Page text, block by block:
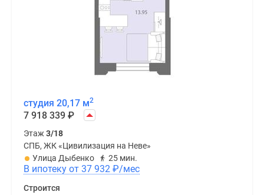
студия 20,17 м2
7 918 339 ₽
Этаж 3/18
СПБ, ЖК «Цивилизация на Неве»
Улица Дыбенко
25 мин.
В ипотеку от 37 932 ₽/мес
Строится